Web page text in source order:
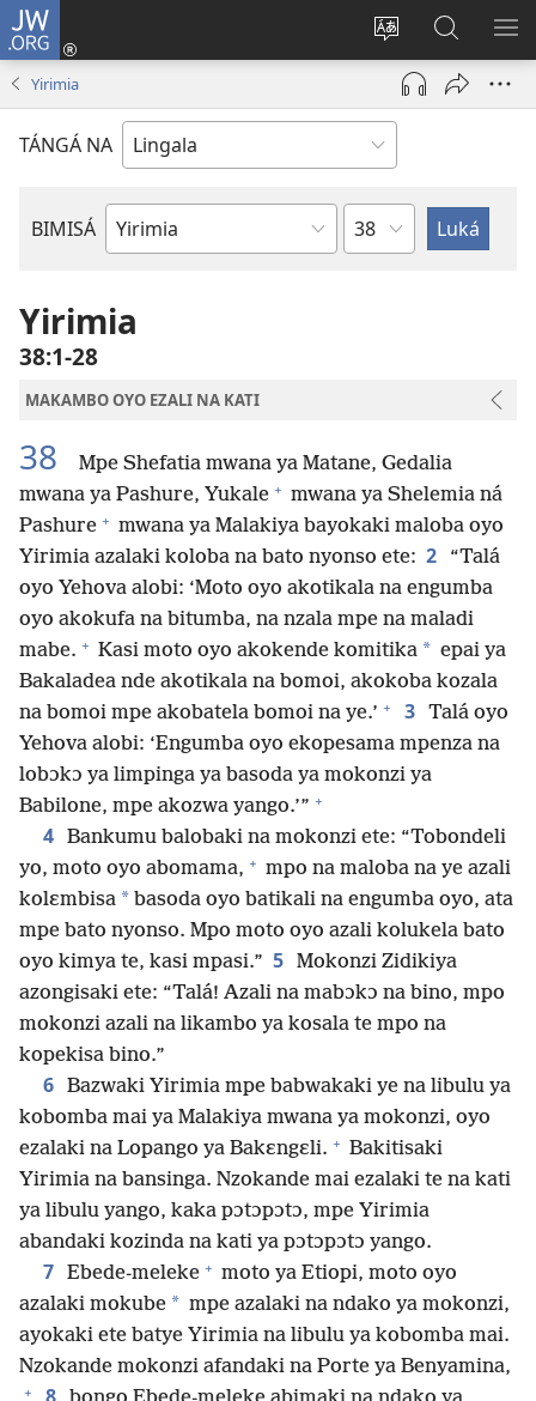
JW.ORG
Tyá
monɔkɔ
mosusu
Kokɔta
na
(fungolá
fenɛtrɛ
Luká
JW.ORG
Yirimia
TÁNGÁ NA
BIMISÁ
Mokanda
Biblia
Mokapo
Yirimia
38:1-28
MAKAMBO OYO EZALI NA KATI
38
Mpe Shefatia mwana ya Matane, Gedalia
mwana ya Pashure, Yukale + mwana ya Shelemia ná
Pashure + mwana ya Malakiya bayokaki maloba oyo
Yirimia azalaki koloba na bato nyonso ete: 2
“Talá
oyo Yehova alobi: ‘Moto oyo akotikala na engumba
oyo akokufa na bitumba, na nzala mpe na maladi
mabe. + Kasi moto oyo akokende komitika * epai ya
Bakaladea nde akotikala na bomoi, akokoba kozala
na bomoi mpe akobatela bomoi na ye.’ + 3 Talá oyo
Yehova alobi: ‘Engumba oyo ekopesama mpenza na
lobɔkɔ ya limpinga ya basoda ya mokonzi ya
Babilone, mpe akozwa yango.’” +
4 Bankumu balobaki na mokonzi ete: “Tobondeli
yo, moto oyo abomama, + mpo na maloba na ye azali
kolɛmbisa * basoda oyo batikali na engumba oyo, ata
mpe bato nyonso. Mpo moto oyo azali kolukela bato
oyo kimya te, kasi mpasi.” 5 Mokonzi Zidikiya
azongisaki ete: “Talá! Azali na mabɔkɔ na bino, mpo
mokonzi azali na likambo ya kosala te mpo na
kopekisa bino.”
6 Bazwaki Yirimia mpe babwakaki ye na libulu ya
kobomba mai ya Malakiya mwana ya mokonzi, oyo
ezalaki na Lopango ya Bakɛngɛli. + Bakitisaki
Yirimia na bansinga. Nzokande mai ezalaki te na kati
ya libulu yango, kaka pɔtɔpɔtɔ, mpe Yirimia
abandaki kozinda na kati ya pɔtɔpɔtɔ yango.
7 Ebede-meleke + moto ya Etiopi, moto oyo
azalaki mokube * mpe azalaki na ndako ya mokonzi,
ayokaki ete batye Yirimia na libulu ya kobomba mai.
Nzokande mokonzi afandaki na Porte ya Benyamina,
+